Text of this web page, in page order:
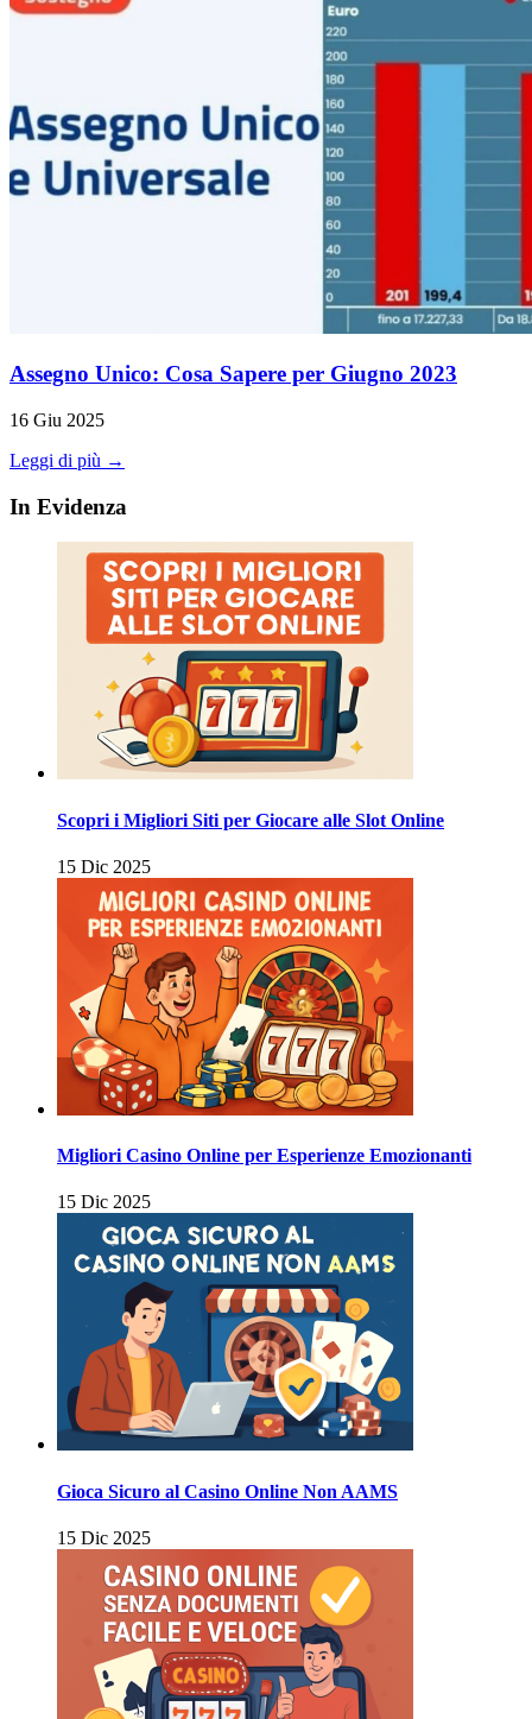
Assegno Unico: Cosa Sapere per Giugno 2023
16 Giu 2025
Leggi di più →
In Evidenza
Scopri i Migliori Siti per Giocare alle Slot Online
15 Dic 2025
Migliori Casino Online per Esperienze Emozionanti
15 Dic 2025
Gioca Sicuro al Casino Online Non AAMS
15 Dic 2025